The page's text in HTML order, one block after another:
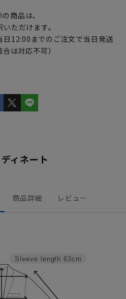
商品は、
ただけます。
日12:00までのご注文で当日発送
は対応不可）
ィネート
商品詳細 レビュー
Sleeve length 63cm